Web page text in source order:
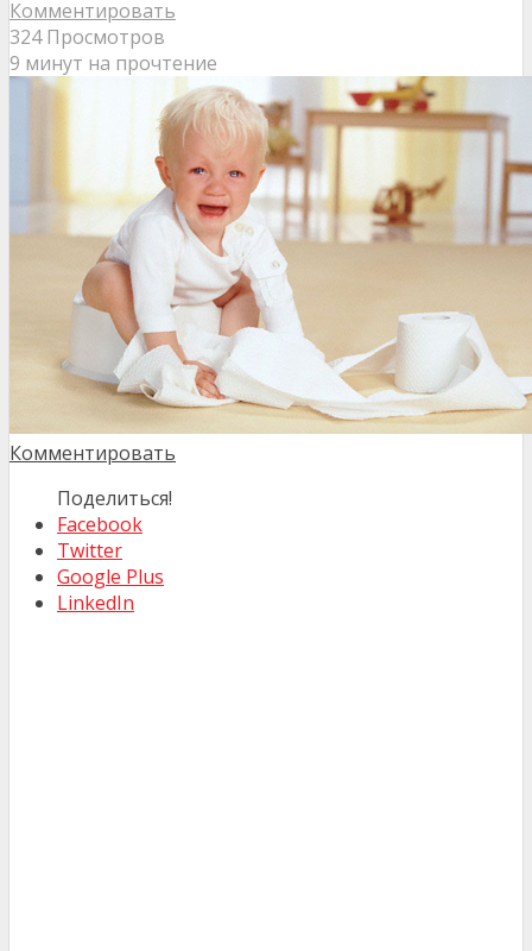
Комментировать
324 Просмотров
9 минут на прочтение
Комментировать
Поделиться!
Facebook
Twitter
Google Plus
LinkedIn